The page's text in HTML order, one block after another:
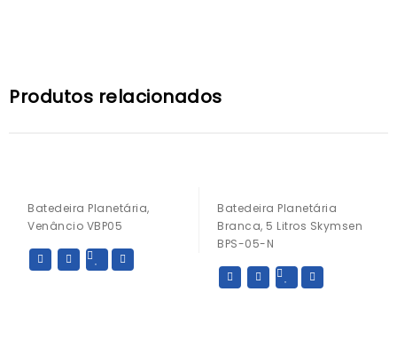
Produtos relacionados
Batedeira Planetária,
Venâncio VBP05
Batedeira Planetária
Branca, 5 Litros Skymsen
BPS-05-N